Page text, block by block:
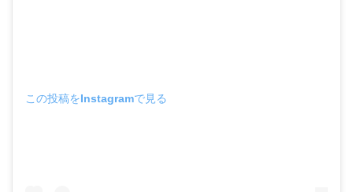
この投稿をInstagramで見る